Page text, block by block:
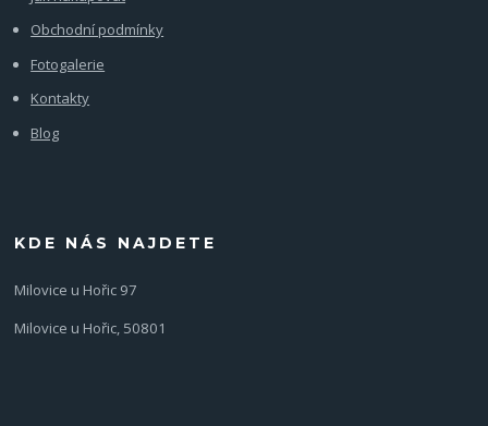
Obchodní podmínky
Fotogalerie
Kontakty
Blog
KDE NÁS NAJDETE
Milovice u Hořic 97
Milovice u Hořic, 50801